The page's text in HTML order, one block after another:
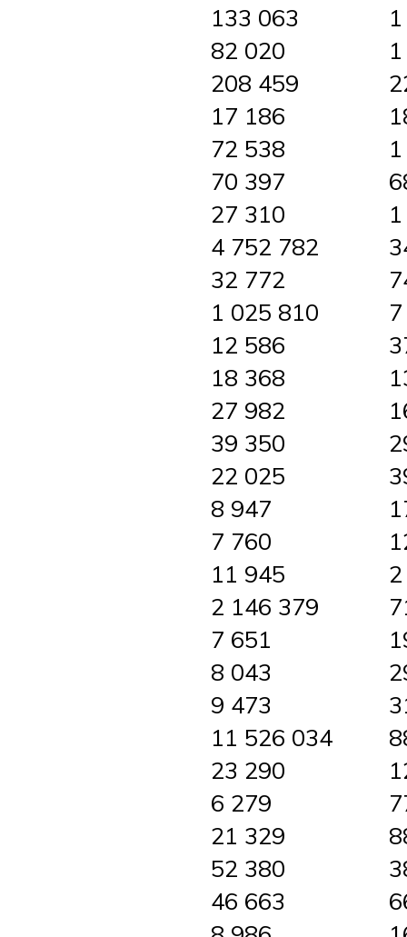
133 063
82 020
208 459
17 186
72 538
70 397
27 310
4 752 782
32 772
1 025 810
12 586
18 368
27 982
39 350
22 025
8 947
7 760
11 945
2 146 379
7 651
8 043
9 473
11 526 034
23 290
6 279
21 329
52 380
46 663